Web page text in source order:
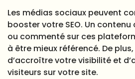
Les médias sociaux peuvent
booster votre SEO. Un
ou commenté sur ces
à être mieux référencé. De
d’accroître votre visibilité et
visiteurs sur votre site.